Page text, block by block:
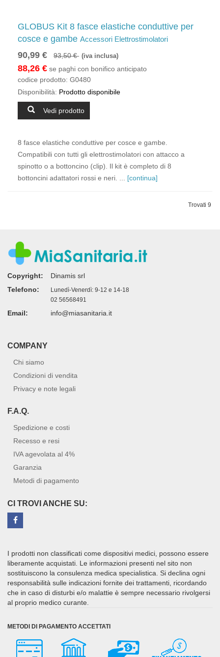
GLOBUS Kit 8 fasce elastiche conduttive per
cosce e gambe Accessori Elettrostimolatori
90,99 € 93,50 € (iva inclusa)
88,26 € se paghi con bonifico anticipato
codice prodotto: G0480
Disponibilità: Prodotto disponibile
Vedi prodotto
8 fasce elastiche conduttive per cosce e gambe.
Compatibili con tutti gli elettrostimolatori con attacco a
spinotto o a bottoncino (clip). Il kit è completo di 8
bottoncini adattatori rossi e neri. ... [continua]
Trovati 9
Copyright:
Dinamis srl
Telefono:
Lunedì-Venerdì: 9-12 e 14-18
02 56568491
Email: info@miasanitaria.it
COMPANY
Chi siamo
Condizioni di vendita
Privacy e note legali
F.A.Q.
Spedizione e costi
Recesso e resi
IVA agevolata al 4%
Garanzia
Metodi di pagamento
CI TROVI ANCHE SU:
I prodotti non classificati come dispositivi medici, possono essere
liberamente acquistati. Le informazioni presenti nel sito non
sostituiscono la consulenza medica specialistica. Si declina ogni
responsabilità sulle indicazioni fornite dei trattamenti, ricordando
che in caso di disturbi e/o malattie è sempre necessario rivolgersi
al proprio medico curante.
METODI DI PAGAMENTO ACCETTATI